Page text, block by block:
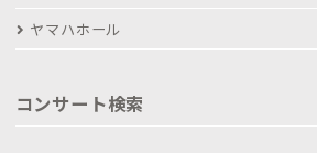
ヤマハホール
コンサート検索